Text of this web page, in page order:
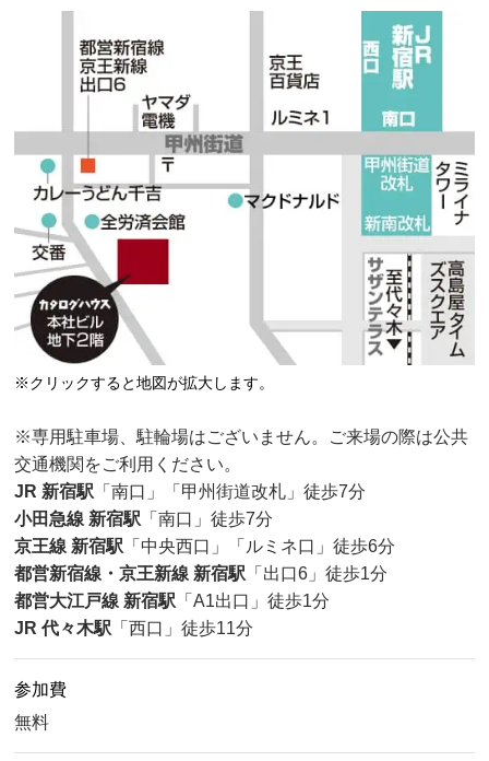
※クリックすると地図が拡大します。
※専用駐車場、駐輪場はございません。ご来場の際は公共
交通機関をご利用ください。
JR 新宿駅 「南口」「甲州街道改札」徒歩7分
小田急線 新宿駅 「南口」徒歩7分
京王線 新宿駅 「中央西口」「ルミネ口」徒歩6分
都営新宿線・京王新線 新宿駅 「出口6」徒歩1分
都営大江戸線 新宿駅 「A1出口」徒歩1分
JR 代々木駅 「西口」徒歩11分
参加費
無料